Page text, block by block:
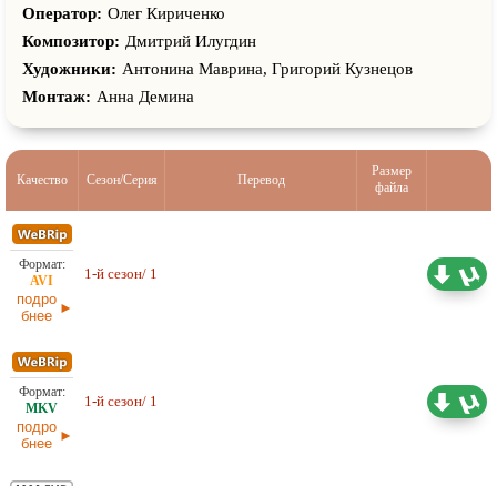
Оператор: Олег Кириченко
Композитор: Дмитрий Илугдин
Художники: Антонина Маврина, Григорий Кузнецов
Монтаж: Анна Демина
Качество Сезон/Серия Перевод
Размер
файла
подро
бнее
1-й сезон/ 1
подро
бнее
1-й сезон/ 1